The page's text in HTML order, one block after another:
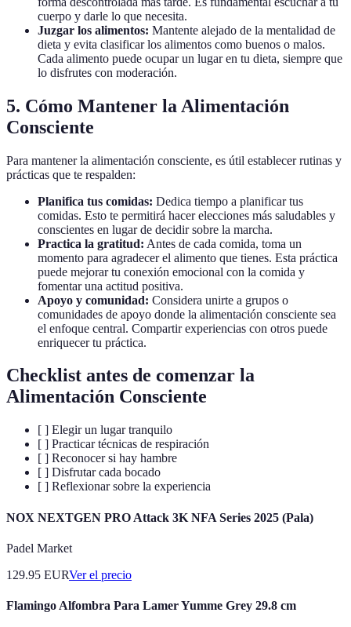
cuerpo y darle lo que necesita.
Juzgar los alimentos: Mantente alejado de la mentalidad de
dieta y evita clasificar los alimentos como buenos o malos.
Cada alimento puede ocupar un lugar en tu dieta, siempre que
lo disfrutes con moderación.
5. Cómo Mantener la Alimentación
Consciente
Para mantener la alimentación consciente, es útil establecer rutinas y
prácticas que te respalden:
Planifica tus comidas: Dedica tiempo a planificar tus
comidas. Esto te permitirá hacer elecciones más saludables y
conscientes en lugar de decidir sobre la marcha.
Practica la gratitud: Antes de cada comida, toma un
momento para agradecer el alimento que tienes. Esta práctica
puede mejorar tu conexión emocional con la comida y
fomentar una actitud positiva.
Apoyo y comunidad: Considera unirte a grupos o
comunidades de apoyo donde la alimentación consciente sea
el enfoque central. Compartir experiencias con otros puede
enriquecer tu práctica.
Checklist antes de comenzar la
Alimentación Consciente
[ ] Elegir un lugar tranquilo
[ ] Practicar técnicas de respiración
[ ] Reconocer si hay hambre
[ ] Disfrutar cada bocado
[ ] Reflexionar sobre la experiencia
NOX NEXTGEN PRO Attack 3K NFA Series 2025 (Pala)
Padel Market
129.95 EURVer el precio
Flamingo Alfombra Para Lamer Yumme Grey 29.8 cm